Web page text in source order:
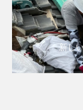
新し